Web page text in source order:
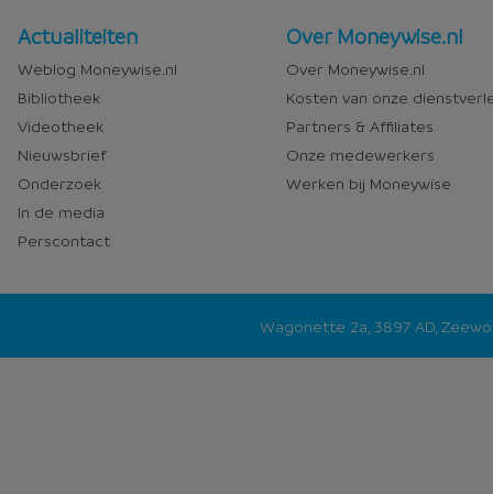
Nieuws
en
media
Actualiteiten
Weblog Moneywise.nl
Bibliotheek
Videotheek
Nieuwsbrief
Onderzoek
In de media
Perscontact
Over
Moneywise
Over Moneywise.nl
Over Moneywise.nl
Kosten van onze
Partners & Affiliates
Onze medewerkers
Werken bij Moneywise
Wagonette 2a, 3897 AD,